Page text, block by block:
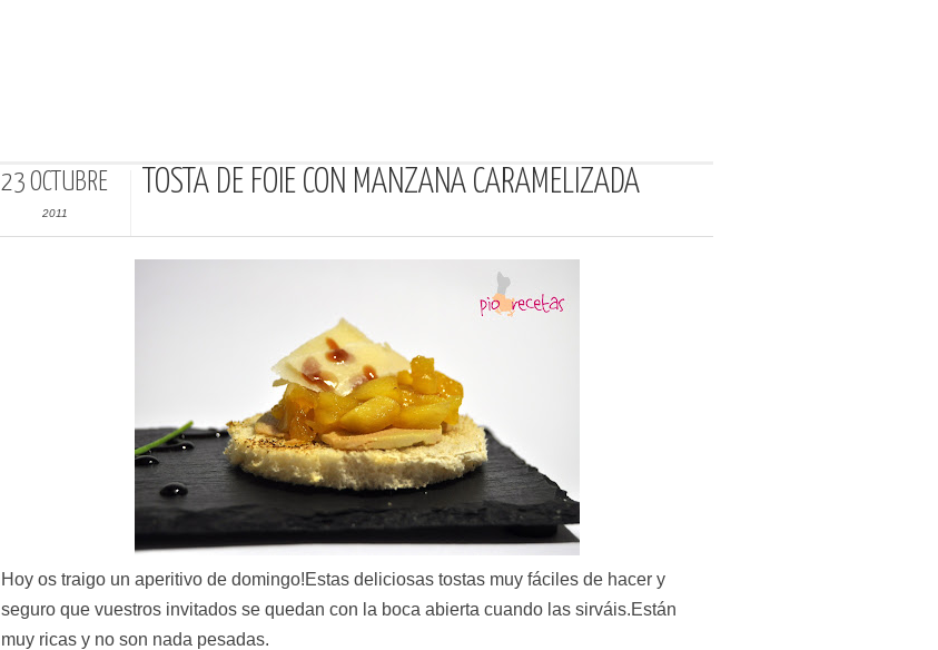
23 OCTUBRE
2011
TOSTA DE FOIE CON MANZANA CARAMELIZADA
Hoy os traigo un aperitivo de domingo!Estas deliciosas tostas muy fáciles de hacer y
seguro que vuestros invitados se quedan con la boca abierta cuando las sirváis.Están
muy ricas y no son nada pesadas.